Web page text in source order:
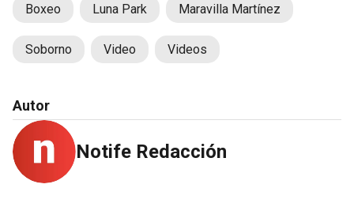
Boxeo Luna Park Maravilla Martínez
Soborno Video Videos
Autor
Notife Redacción